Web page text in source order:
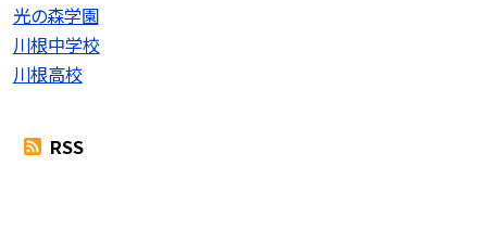
光の森学園
川根中学校
川根高校
RSS